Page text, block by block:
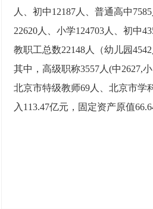
人、初中12187人、普通高中
22620人、小学124703人、初中
教职工总数22148人（幼儿园
其中，高级职称3557人(中2627,
北京市特级教师69人、北京市学
入113.47亿元，固定资产原值